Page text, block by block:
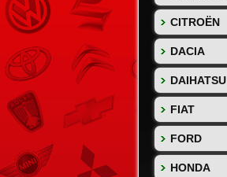
CITROËN
DACIA
DAIHATSU
FIAT
FORD
HONDA